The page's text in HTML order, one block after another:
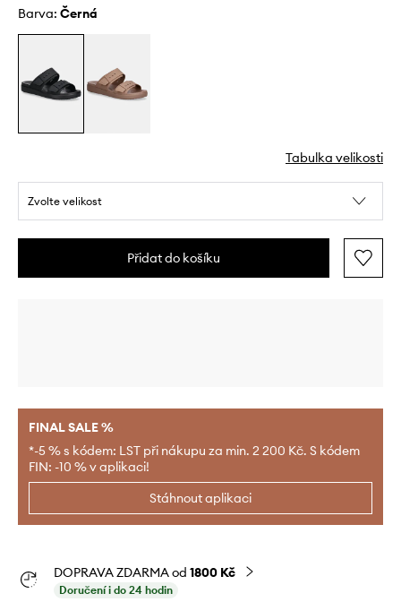
Barva: černá
Tabulka velikosti
Zvolte velikost
Přidat do košíku
FINAL SALE %
*-5 % s kódem: LST při nákupu za min. 2 200 Kč. S kódem
FIN: -10 % v aplikaci!
Stáhnout aplikaci
DOPRAVA ZDARMA od 1800 Kč
Doručení i do 24 hodin